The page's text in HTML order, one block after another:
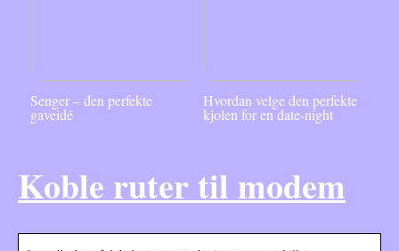
Senger – den perfekte
gaveidé
Hvordan velge den perfekte
kjolen for en date-night
Koble ruter til modem